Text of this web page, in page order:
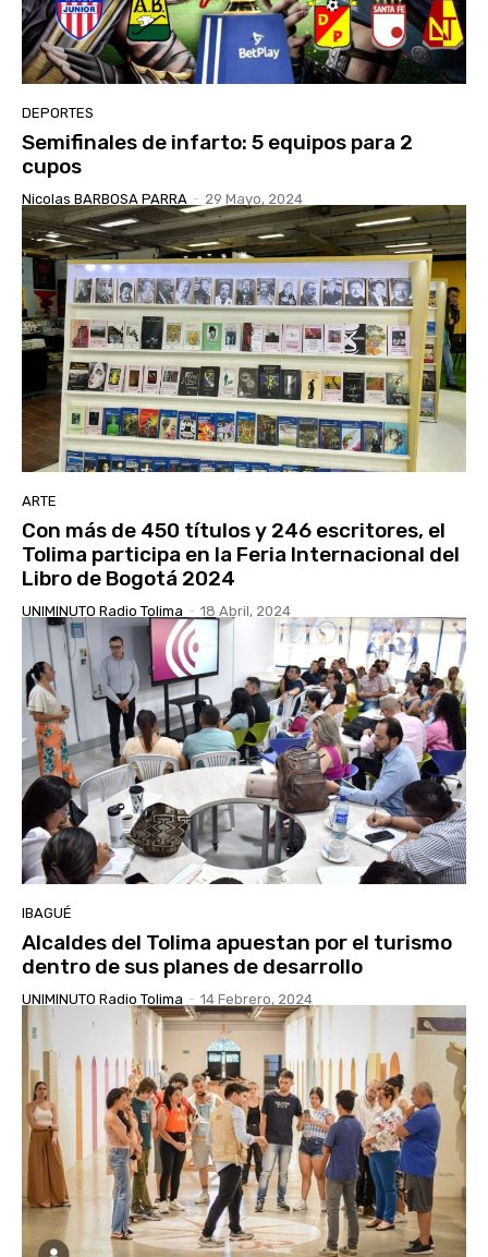
DEPORTES
Semifinales de infarto: 5 equipos para 2
cupos
Nicolas BARBOSA PARRA - 29 Mayo, 2024
ARTE
Con más de 450 títulos y 246 escritores, el
Tolima participa en la Feria Internacional del
Libro de Bogotá 2024
UNIMINUTO Radio Tolima - 18 Abril, 2024
IBAGUÉ
Alcaldes del Tolima apuestan por el turismo
dentro de sus planes de desarrollo
UNIMINUTO Radio Tolima - 14 Febrero, 2024